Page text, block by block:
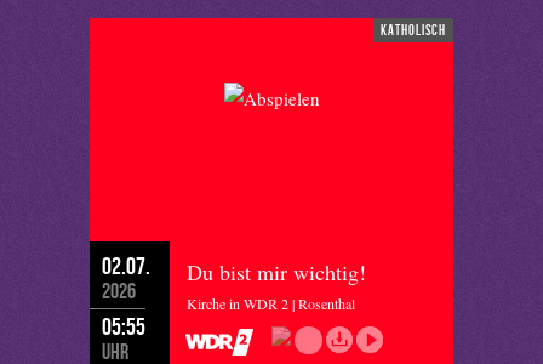
katholisch
02.07.
2026
05:55
Uhr
Du bist mir wichtig!
Kirche in WDR 2 | Rosenthal